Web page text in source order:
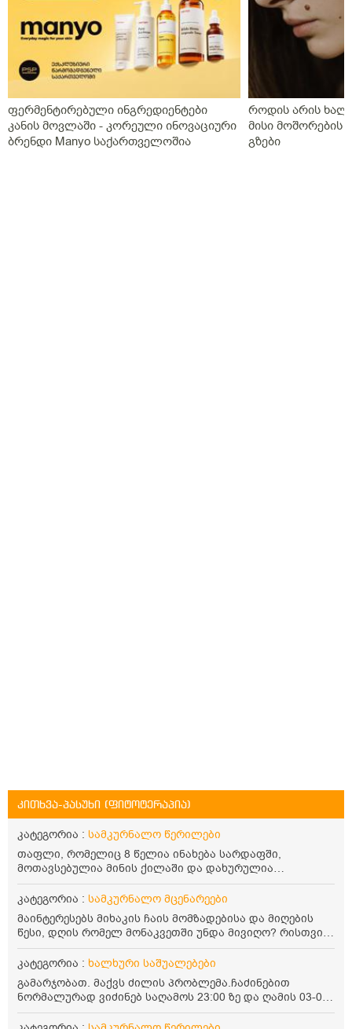
გახდებაო,და ისედაც თვენახევარში ერთხელ
გვნახულობდა ის ძველი ექიმი,ინდომეტაზონის
სანთელი ოცი დღე ძილის წინ,უტროჟესტანი
საღამოს,კურანტილი სისხლის გამათხელებელი,ახლა
აქვს თავის ტკივილები,სხვა ჩვენება არააქვს და ასე
გვგონია დ ვიტამია გამოიწვიაო მარა ვირუსიც
ქონდა,ვაგოსტაბილი თავის ტკივილისთვის,თქვენ რას
გვირჩევთ?როგორც გვითხარით ონლაინ ისე მიდის
ყველაფერი და ხალხს შეხება აქვთ პირდაპირ
ფერმენტირებული ინგრედიენტები
კანის მოვლაში - კორეული ინოვაციური
ბრენდი Manyo საქართველოშია
როდის არის
მისი მოშორების
გზები
კითხვა-პასუხი (ფიტოტერაპია)
კატეგორია : სამკურნალო წერილები
თაფლი, რომელიც 8 წელია ინახება სარდაფში,
მოთავსებულია მინის ქილაში და დახურულია
პლასტმასის სახურავით. ექნება თუ არა შენარჩუნებული
სასარგებლო თვისებები და შეიძლება თუ არა მისი
მირთმევა? გმადლობთ.
კატეგორია : სამკურნალო მცენარეები
მაინტერესებს მიხაკის ჩაის მომზადებისა და მიღების
წესი, დღის რომელ მონაკვეთში უნდა მივიღო? რისთვის
არის სასარგებლო და უკუჩვენება თუ აქვს
კატეგორია : ხალხური საშუალებები
გამარჯობათ. მაქვს ძილის პრობლემა.ჩაძინებით
ნორმალურად ვიძინებ საღამოს 23:00 ზე და ღამის 03-00
ან 04:00 საათზე მეღვიძება და მერე ვერ ვიძინებ
ვერაფრით.რამე ხალხური საშუალება თუ არის ამ